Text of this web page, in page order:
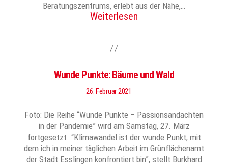
Beratungszentrums, erlebt aus der Nähe,…
Weiterlesen
Wunde Punkte: Bäume und Wald
26. Februar 2021
Foto: Die Reihe “Wunde Punkte – Passionsandachten
in der Pandemie” wird am Samstag, 27. März
fortgesetzt. “Klimawandel ist der wunde Punkt, mit
dem ich in meiner täglichen Arbeit im Grünflächenamt
der Stadt Esslingen konfrontiert bin”, stellt Burkhard